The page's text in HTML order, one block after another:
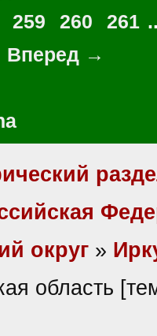
259 260 261
Вперед →
округ »
область